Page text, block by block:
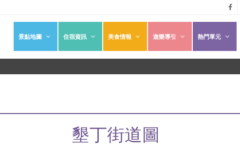
悠遊
墾丁
粉絲
景點地圖 住宿資訊 美食情報 遊樂導引 熱門單元
墾丁街道圖